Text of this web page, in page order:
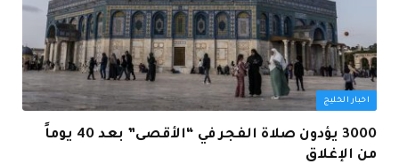
اخبار الخليج
3000 يؤدون صلاة الفجر في “الأقصى” بعد 40 يوماً
من الإغلاق